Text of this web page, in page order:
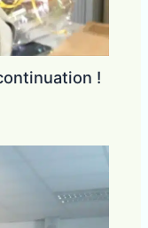
!